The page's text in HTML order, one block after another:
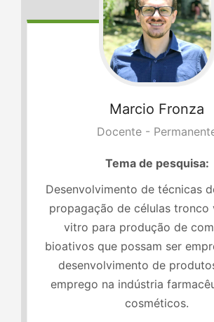
Marcio Fronza
Docente -
Tema de pesquisa:
Desenvolvimento de técnicas
propagação de células tronco
vitro para produção de
bioativos que possam ser
desenvolvimento de
emprego na indústria
cosméticos.